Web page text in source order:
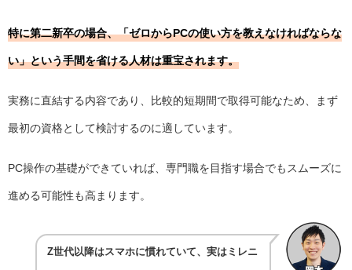
特に第二新卒の場合、「ゼロからPCの使い方を教えなければならな
い」という手間を省ける人材は重宝されます。
実務に直結する内容であり、比較的短期間で取得可能なため、まず
最初の資格として検討するのに適しています。
PC操作の基礎ができていれば、専門職を目指す場合でもスムーズに
進める可能性も高まります。
Z世代以降はスマホに慣れていて、実はミレニ